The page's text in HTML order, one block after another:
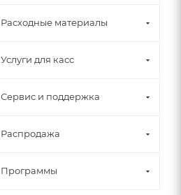
Расходные материалы
Услуги для касс
Сервис и поддержка
Распродажа
Программы